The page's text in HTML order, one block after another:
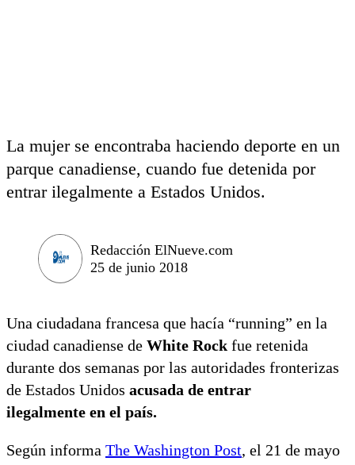
La mujer se encontraba haciendo deporte en un
parque canadiense, cuando fue detenida por
entrar ilegalmente a Estados Unidos.
Redacción ElNueve.com
25 de junio 2018
Una ciudadana francesa que hacía “running” en la
ciudad canadiense de White Rock fue retenida
durante dos semanas por las autoridades fronterizas
de Estados Unidos acusada de entrar
ilegalmente en el país.
Según informa The Washington Post, el 21 de mayo